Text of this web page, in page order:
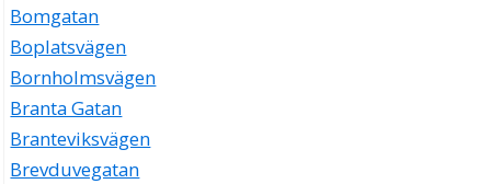
Bomgatan
Boplatsvägen
Bornholmsvägen
Branta Gatan
Branteviksvägen
Brevduvegatan